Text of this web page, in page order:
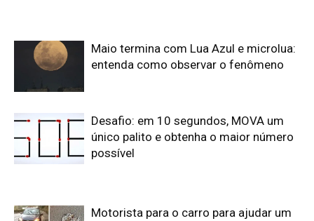
Maio termina com Lua Azul e microlua:
entenda como observar o fenômeno
Desafio: em 10 segundos, MOVA um
único palito e obtenha o maior número
possível
Motorista para o carro para ajudar um